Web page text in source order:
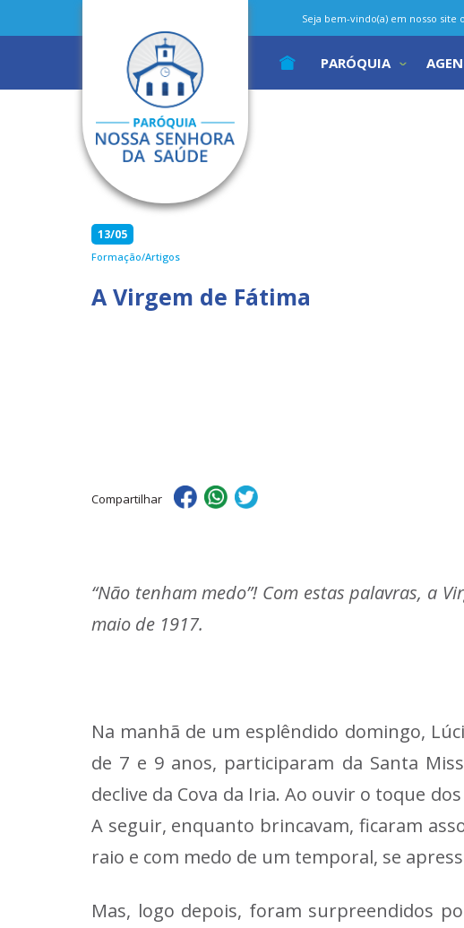
Seja bem-vindo(a) em nosso site
PARÓQUIA
13/05
Formação/Artigos
A Virgem de Fátima
Compartilhar
“Não tenham medo”! Com estas palavras, a
maio de 1917.
Na manhã de um esplêndido domingo,
de 7 e 9 anos, participaram da Santa
declive da Cova da Iria. Ao ouvir o toque
A seguir, enquanto brincavam, ficaram
raio e com medo de um temporal, se
Mas, logo depois, foram surpreendidos